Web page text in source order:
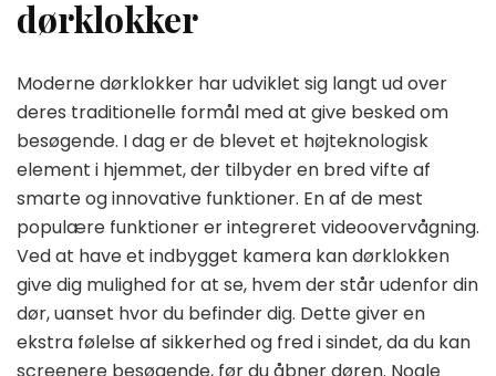
dørklokker
Moderne dørklokker har udviklet sig langt ud over
deres traditionelle formål med at give besked om
besøgende. I dag er de blevet et højteknologisk
element i hjemmet, der tilbyder en bred vifte af
smarte og innovative funktioner. En af de mest
populære funktioner er integreret videoovervågning.
Ved at have et indbygget kamera kan dørklokken
give dig mulighed for at se, hvem der står udenfor din
dør, uanset hvor du befinder dig. Dette giver en
ekstra følelse af sikkerhed og fred i sindet, da du kan